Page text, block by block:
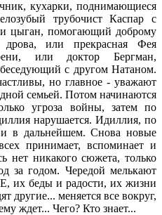
кухарки, поднимающиеся
трубочист Каспар с
цыган, помогающий доброму
или прекрасная Фея
или доктор Бергман,
с другом Натаном.
но главное - уважают
семьей. Потом начинаются
угроза войны, затем по
нарушается. Идиллия, по
и в дальнейшем. Снова новые
принимает, вспоминает и
нет никакого сюжета, только
за годом. Чередой мелькают
их беды и радости, их жизни
другие... меняется все вокруг,
ждет... Чего? Кто знает...